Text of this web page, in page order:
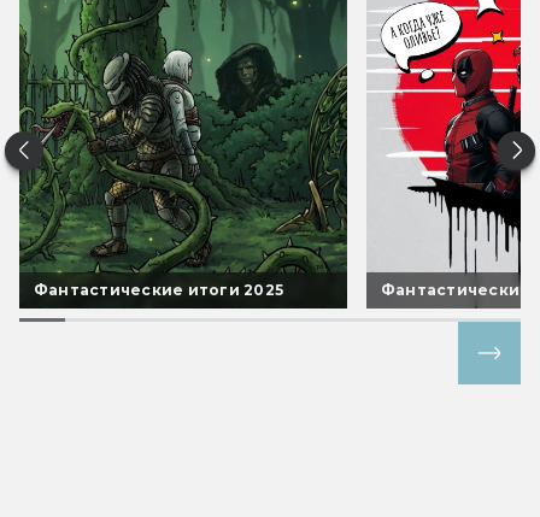
Фантастические итоги 2025 Фантастические